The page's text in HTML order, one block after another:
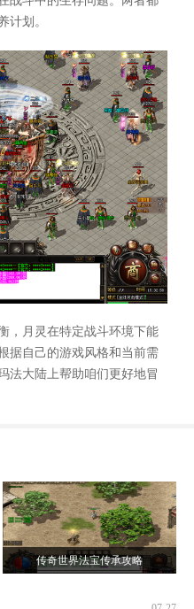
计划。
，月灵在特定战斗环境下能
据自己的游戏风格和当前需
法大陆上帮助咱们更好地冒
传奇世界法宝传承攻略